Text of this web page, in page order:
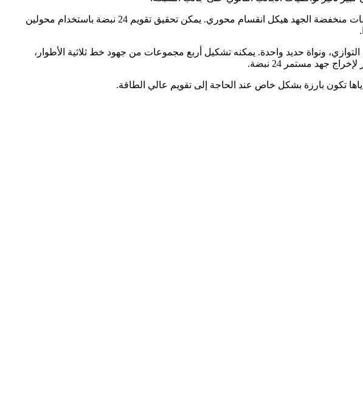
إزاحة الطور على ملف جانب الشبكة هو التصميم الشائع في محول المقوم. عموماً، لمحول مقوم 12 نبضة يكون للملفات منخفضة الجهد هيكل انقسام محوري. يمكن تحقيق تقويم 24 نبضة باستخدام محولين
المصمم والمنتج من قبل شركتنا يتكون من مجموعتين من ملفات المقوم الذاتي 12 نبضة على التوازي، ونواة حديد واحدة. يمكنه تشكيل أربع مجموعات من جهود خط ثلاثية الأطوار،